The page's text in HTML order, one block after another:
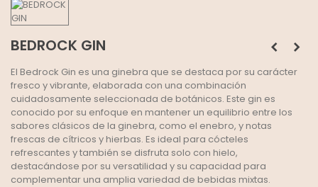
BEDROCK GIN
El Bedrock Gin es una ginebra que se destaca por su carácter
fresco y vibrante, elaborada con una combinación
cuidadosamente seleccionada de botánicos. Este gin es
conocido por su enfoque en mantener un equilibrio entre los
sabores clásicos de la ginebra, como el enebro, y notas
frescas de cítricos y hierbas. Es ideal para cócteles
refrescantes y también se disfruta solo con hielo,
destacándose por su versatilidad y su capacidad para
complementar una amplia variedad de bebidas mixtas.